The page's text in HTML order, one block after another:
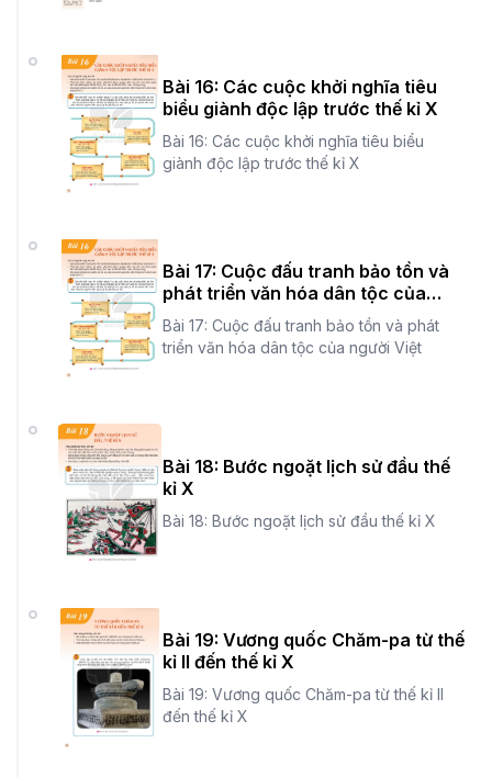
Bài 16: Các cuộc khởi nghĩa tiêu
biểu giành độc lập trước thế kỉ X
Bài 16: Các cuộc khởi nghĩa tiêu biểu
giành độc lập trước thế kỉ X
Bài 17: Cuộc đấu tranh bảo tồn và
phát triển văn hóa dân tộc của
người Việt
Bài 17: Cuộc đấu tranh bảo tồn và phát
triển văn hóa dân tộc của người Việt
Bài 18: Bước ngoặt lịch sử đầu thế
kỉ X
Bài 18: Bước ngoặt lịch sử đầu thế kỉ X
Bài 19: Vương quốc Chăm-pa từ thế
kỉ II đến thế kỉ X
Bài 19: Vương quốc Chăm-pa từ thế kỉ II
đến thế kỉ X